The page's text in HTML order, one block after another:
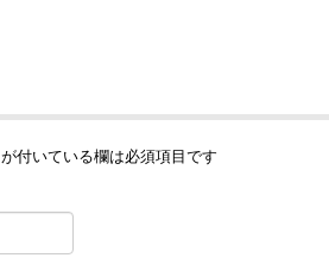
が付いている欄は必須項目です